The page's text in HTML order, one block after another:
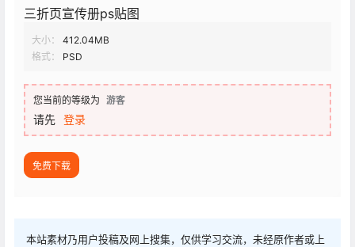
三折页宣传册ps贴图
大小：
412.04MB
格式：
PSD
您当前的等级为 游客
请先 登录
免费下载
本站素材乃用户投稿及网上搜集，仅供学习交流，未经原作者或上